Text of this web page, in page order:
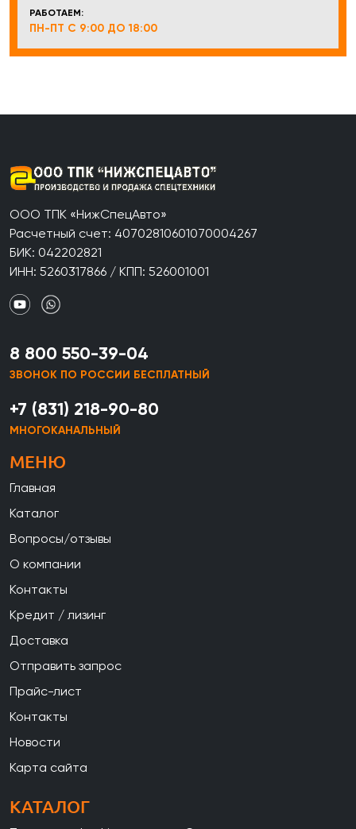
РАБОТАЕМ:
ПН-ПТ С 9:00 ДО 18:00
ООО ТПК «НижСпецАвто»
Расчетный счет: 40702810601070004267
БИК: 042202821
ИНН: 5260317866 / КПП: 526001001
8 800 550-39-04
ЗВОНОК ПО РОССИИ БЕСПЛАТНЫЙ
+7 (831) 218-90-80
МНОГОКАНАЛЬНЫЙ
МЕНЮ
Главная
Каталог
Вопросы/отзывы
О компании
Контакты
Кредит / лизинг
Доставка
Отправить запрос
Прайс-лист
Контакты
Новости
Карта сайта
КАТАЛОГ